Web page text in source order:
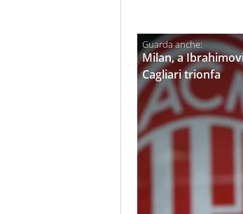
Milan, a
Cagliari trionfa